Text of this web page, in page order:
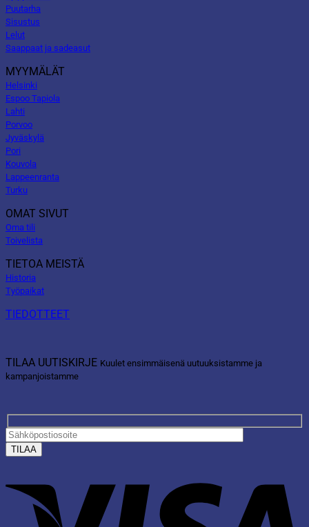
Puutarha
Sisustus
Lelut
Saappaat ja sadeasut
MYYMÄLÄT
Helsinki
Espoo Tapiola
Lahti
Porvoo
Jyväskylä
Pori
Kouvola
Lappeenranta
Turku
OMAT SIVUT
Oma tili
Toivelista
TIETOA MEISTÄ
Historia
Työpaikat
TIEDOTTEET
TILAA UUTISKIRJE Kuulet ensimmäisenä uutuuksistamme ja
kampanjoistamme